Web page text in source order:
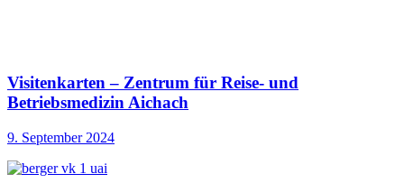
Visitenkarten – Zentrum für Reise- und
Betriebsmedizin Aichach
9. September 2024